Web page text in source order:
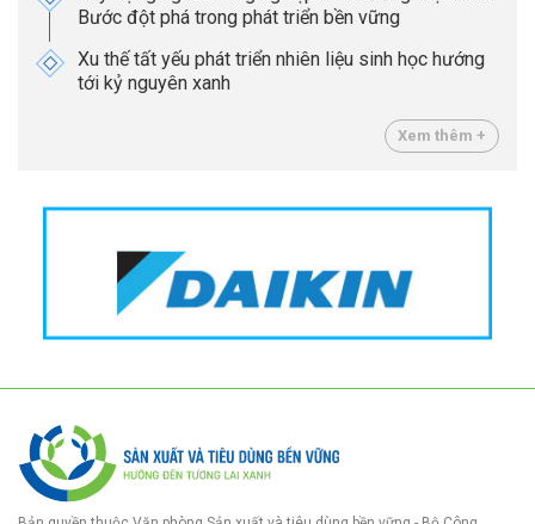
Bước đột phá trong phát triển bền vững
Xu thế tất yếu phát triển nhiên liệu sinh học hướng
tới kỷ nguyên xanh
Xem thêm +